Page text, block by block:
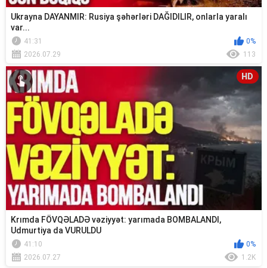
Ukrayna DAYANMIR: Rusiya şəhərləri DAĞIDILIR, onlarla yaralı
var...
41:31
0%
2026.07.29
113
HD
Krımda FÖVQƏLADƏ vəziyyət: yarımada BOMBALANDI,
Udmurtiya da VURULDU
41:10
0%
2026.07.27
1.2K